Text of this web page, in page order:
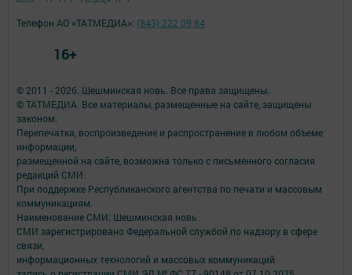
© 2011 - 2026. Шешминская новь. Все права защищены.
© ТАТМЕДИА. Все материалы, размещенные на сайте, защищены
законом.
Перепечатка, воспроизведение и распространение в любом объеме
информации,
размещенной на сайте, возможна только с письменного согласия
редакций СМИ.
При поддержке Республиканского агентства по печати и массовым
коммуникациям.
Наименование СМИ: Шешминская новь
СМИ зарегистрировано Федеральной службой по надзору в сфере
связи,
информационных технологий и массовых коммуникаций
Телефон АО «ТАТМЕДИА»: (843) 222 09 84
16+